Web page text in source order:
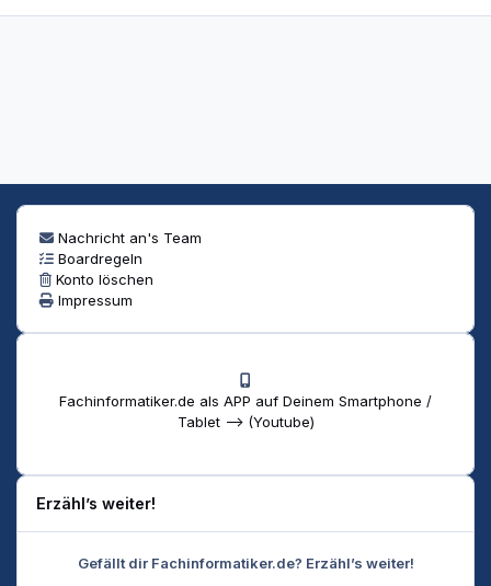
Nachricht an's Team
Boardregeln
Konto löschen
Impressum
Fachinformatiker.de als APP auf Deinem Smartphone /
Tablet --> (Youtube)
Erzähl’s weiter!
Gefällt dir Fachinformatiker.de? Erzähl’s weiter!